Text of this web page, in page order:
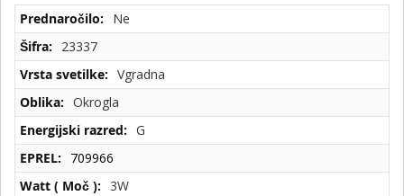
Tehnične
specifikacije
Ne
23337
Vgradna
Okrogla
G
709966
3W